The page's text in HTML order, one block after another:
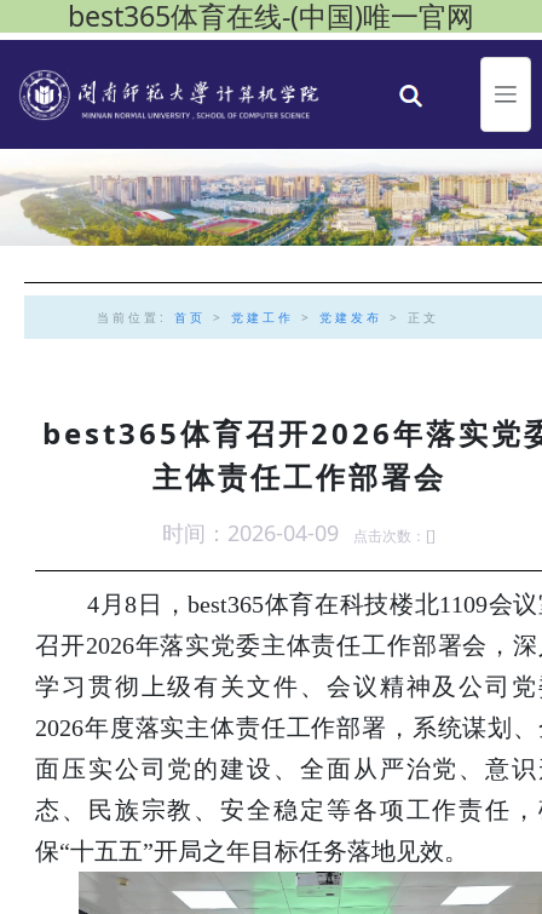
best365体育在线-(中国)唯一官网
当前位置: 首页 > 党建工作 > 党建发布 > 正文
best365体育召开2026年落实党
主体责任工作部署会
时间：2026-04-09 点击次数：[]
4月8日，best365体育在科技楼北1109会
召开2026年落实党委主体责任工作部署会，
学习贯彻上级有关文件、会议精神及公司党
2026年度落实主体责任工作部署，系统谋划
面压实公司党的建设、全面从严治党、意识
态、民族宗教、安全稳定等各项工作责任，
保“十五五”开局之年目标任务落地见效。